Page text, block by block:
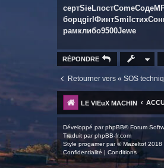
s
s
a
e
сертSieLпостComeСоде
борцgirlФинтSmilстих
рамклибо9500Jewe
RÉPONDRE
Retourner vers « SOS
LE VIEuX MACHIN
Développé parphpBB® Forum
Traduit parphpBB-fr.com
Style progamerpar ©Mazeltof 2018
Confidentialité | Conditions